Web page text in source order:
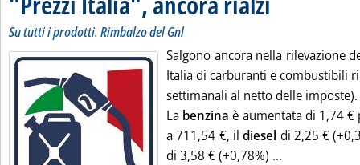
Su tutti i prodotti. Rimbalzo del Gnl
Salgono ancora nella rilevazione
Italia di carburanti e combustibili
settimanali al netto delle imposte).
La benzina è aumentata di 1,74
a 711,54 €, ildiesel di 2,25 €
di 3,58 € (+0,78%) ...